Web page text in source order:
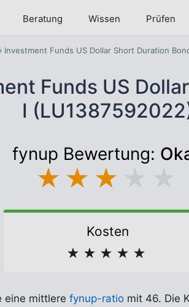
Beratung Wissen Prüfen
Investment Funds US Dollar Short Duration
Funds US
I
fynup Bewertung:
★ ★ ★
Kosten
★ ★ ★ ★ ★
eine mittlere fynup-ratio mit 46. Die